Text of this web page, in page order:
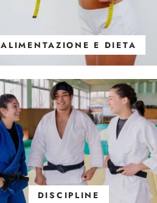
ALIMENTAZIONE E DIETA
DISCIPLINE